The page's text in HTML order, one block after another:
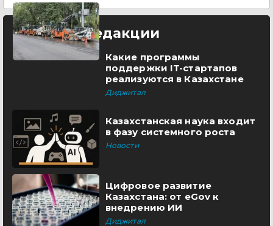
Выбор редакции
Какие программы
поддержки IT-стартапов
реализуются в Казахстане
Диджитал
Казахстанская наука входит
в фазу системного роста
Новости
Цифровое развитие
Казахстана: от eGov к
внедрению ИИ
Диджитал